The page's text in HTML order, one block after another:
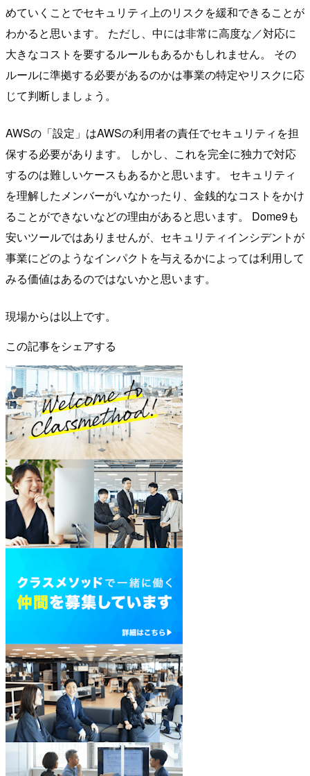
めていくことでセキュリティ上のリスクを緩和できることが
わかると思います。 ただし、中には非常に高度な／対応に
大きなコストを要するルールもあるかもしれません。 その
ルールに準拠する必要があるのかは事業の特定やリスクに応
じて判断しましょう。
AWSの「設定」はAWSの利用者の責任でセキュリティを担
保する必要があります。 しかし、これを完全に独力で対応
するのは難しいケースもあるかと思います。 セキュリティ
を理解したメンバーがいなかったり、金銭的なコストをかけ
ることができないなどの理由があると思います。 Dome9も
安いツールではありませんが、セキュリティインシデントが
事業にどのようなインパクトを与えるかによっては利用して
みる価値はあるのではないかと思います。
現場からは以上です。
この記事をシェアする